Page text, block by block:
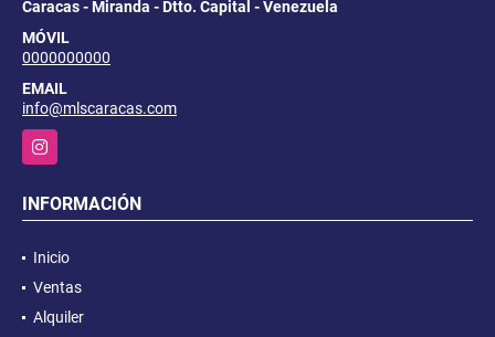
Caracas - Miranda - Dtto. Capital - Venezuela
MÓVIL
0000000000
EMAIL
info@mlscaracas.com
Instagram
INFORMACIÓN
Inicio
Ventas
Alquiler